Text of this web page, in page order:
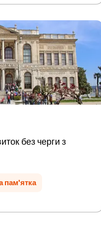
без черги з
пам'ятка